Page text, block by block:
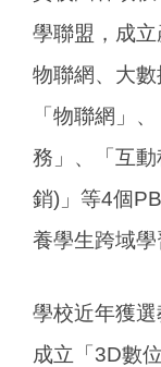
學聯盟，成
物聯網、大
「物聯網」
務」、「互
銷)」等4個
養學生跨域學
學校近年獲選
成立「3D數